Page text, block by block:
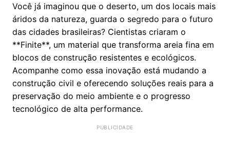
Você já imaginou que o deserto, um dos locais mais
áridos da natureza, guarda o segredo para o futuro
das cidades brasileiras? Cientistas criaram o
**Finite**, um material que transforma areia fina em
blocos de construção resistentes e ecológicos.
Acompanhe como essa inovação está mudando a
construção civil e oferecendo soluções reais para a
preservação do meio ambiente e o progresso
tecnológico de alta performance.